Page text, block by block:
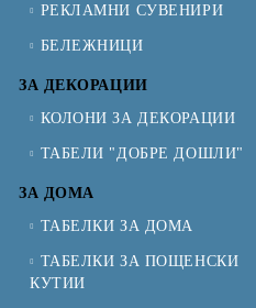
РЕКЛАМНИ СУВЕНИРИ
БЕЛЕЖНИЦИ
ЗА ДЕКОРАЦИИ
КОЛОНИ ЗА ДЕКОРАЦИИ
ТАБЕЛИ "ДОБРЕ ДОШЛИ"
ЗА ДОМА
ТАБЕЛКИ ЗА ДОМА
ТАБЕЛКИ ЗА ПОЩЕНСКИ
КУТИИ